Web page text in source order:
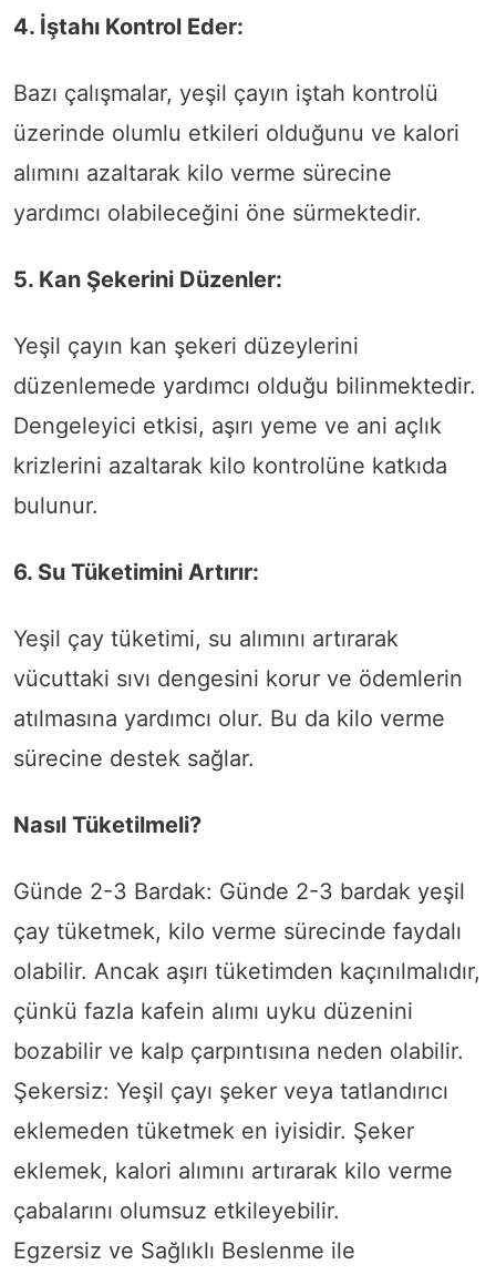
4. İştahı Kontrol Eder:
Bazı çalışmalar, yeşil çayın iştah kontrolü
üzerinde olumlu etkileri olduğunu ve kalori
alımını azaltarak kilo verme sürecine
yardımcı olabileceğini öne sürmektedir.
5. Kan Şekerini Düzenler:
Yeşil çayın kan şekeri düzeylerini
düzenlemede yardımcı olduğu bilinmektedir.
Dengeleyici etkisi, aşırı yeme ve ani açlık
krizlerini azaltarak kilo kontrolüne katkıda
bulunur.
6. Su Tüketimini Artırır:
Yeşil çay tüketimi, su alımını artırarak
vücuttaki sıvı dengesini korur ve ödemlerin
atılmasına yardımcı olur. Bu da kilo verme
sürecine destek sağlar.
Nasıl Tüketilmeli?
Günde 2-3 Bardak: Günde 2-3 bardak yeşil
çay tüketmek, kilo verme sürecinde faydalı
olabilir. Ancak aşırı tüketimden kaçınılmalıdır,
çünkü fazla kafein alımı uyku düzenini
bozabilir ve kalp çarpıntısına neden olabilir.
Şekersiz: Yeşil çayı şeker veya tatlandırıcı
eklemeden tüketmek en iyisidir. Şeker
eklemek, kalori alımını artırarak kilo verme
çabalarını olumsuz etkileyebilir.
Egzersiz ve Sağlıklı Beslenme ile